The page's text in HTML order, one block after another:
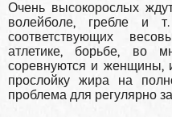
Очень высокорослых
волейболе, гребле и
соответствующих
атлетике, борьбе, во
соревнуются и женщины,
прослойку жира на
проблема для регулярно